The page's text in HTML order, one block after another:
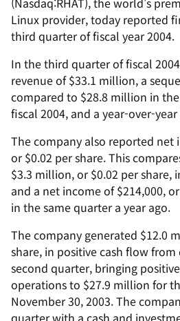
Linux provider, today reported
third quarter of fiscal year 2004.
In the third quarter of fiscal
revenue of $33.1 million, a
compared to $28.8 million in
fiscal 2004, and a year-over-
The company also reported net
or $0.02 per share. This
$3.3 million, or $0.02 per share,
and a net income of $214,000,
in the same quarter a year ago.
The company generated $12.0
share, in positive cash flow
second quarter, bringing
operations to $27.9 million for
November 30, 2003. The
quarter with a cash and